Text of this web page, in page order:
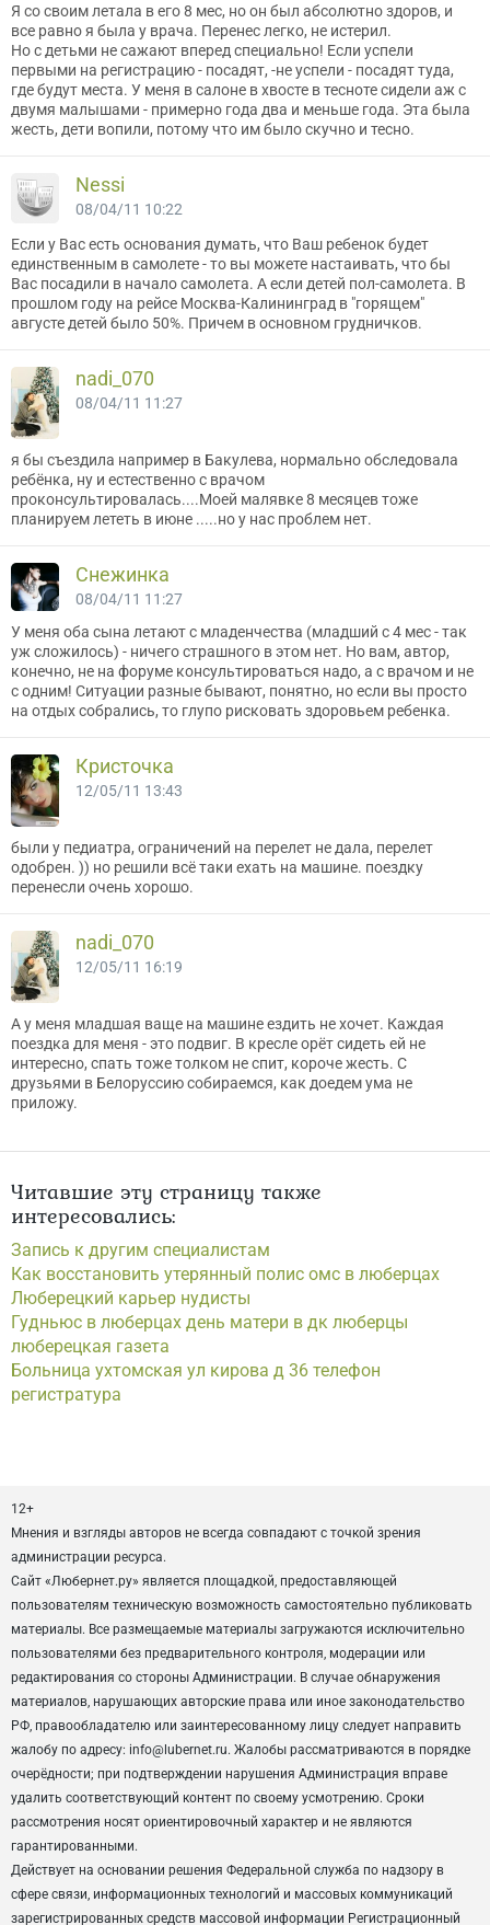
Я со своим летала в его 8 мес, но он был абсолютно здоров, и
все равно я была у врача. Перенес легко, не истерил.
Но с детьми не сажают вперед специально! Если успели
первыми на регистрацию - посадят, -не успели - посадят туда,
где будут места. У меня в салоне в хвосте в тесноте сидели аж с
двумя малышами - примерно года два и меньше года. Эта была
жесть, дети вопили, потому что им было скучно и тесно.
Nessi
08/04/11 10:22
Если у Вас есть основания думать, что Ваш ребенок будет
единственным в самолете - то вы можете настаивать, что бы
Вас посадили в начало самолета. А если детей пол-самолета. В
прошлом году на рейсе Москва-Калининград в "горящем"
августе детей было 50%. Причем в основном грудничков.
nadi_070
08/04/11 11:27
я бы съездила например в Бакулева, нормально обследовала
ребёнка, ну и естественно с врачом
проконсультировалась....Моей малявке 8 месяцев тоже
планируем лететь в июне .....но у нас проблем нет.
Снежинка
08/04/11 11:27
У меня оба сына летают с младенчества (младший с 4 мес - так
уж сложилось) - ничего страшного в этом нет. Но вам, автор,
конечно, не на форуме консультироваться надо, а с врачом и не
с одним! Ситуации разные бывают, понятно, но если вы просто
на отдых собрались, то глупо рисковать здоровьем ребенка.
Кристочка
12/05/11 13:43
были у педиатра, ограничений на перелет не дала, перелет
одобрен. )) но решили всё таки ехать на машине. поездку
перенесли очень хорошо.
nadi_070
12/05/11 16:19
А у меня младшая ваще на машине ездить не хочет. Каждая
поездка для меня - это подвиг. В кресле орёт сидеть ей не
интересно, спать тоже толком не спит, короче жесть. С
друзьями в Белоруссию собираемся, как доедем ума не
приложу.
Читавшие эту страницу также
интересовались:
Запись к другим специалистам
Как восстановить утерянный полис омс в люберцах
Люберецкий карьер нудисты
Гудньюс в люберцах день матери в дк люберцы
люберецкая газета
Больница ухтомская ул кирова д 36 телефон
регистратура
12+
Мнения и взгляды авторов не всегда совпадают с точкой зрения
администрации ресурса.
Сайт «Любернет.ру» является площадкой, предоставляющей
пользователям техническую возможность самостоятельно публиковать
материалы. Все размещаемые материалы загружаются исключительно
пользователями без предварительного контроля, модерации или
редактирования со стороны Администрации. В случае обнаружения
материалов, нарушающих авторские права или иное законодательство
РФ, правообладателю или заинтересованному лицу следует направить
жалобу по адресу: info@lubernet.ru. Жалобы рассматриваются в порядке
очерёдности; при подтверждении нарушения Администрация вправе
удалить соответствующий контент по своему усмотрению. Сроки
рассмотрения носят ориентировочный характер и не являются
гарантированными.
Действует на основании решения Федеральной служба по надзору в
сфере связи, информационных технологий и массовых коммуникаций
зарегистрированных средств массовой информации Регистрационный